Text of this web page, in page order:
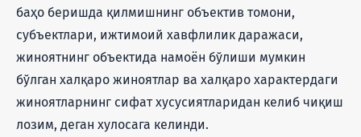
баҳо беришда қилмишнинг объектив томони,
субъектлари, ижтимоий хавфлилик даражаси,
жиноятнинг объектида намоён бўлиши мумкин
бўлган халқаро жиноятлар ва халқаро характердаги
жиноятларнинг сифат хусусиятларидан келиб чиқиш
лозим, деган хулосага келинди.